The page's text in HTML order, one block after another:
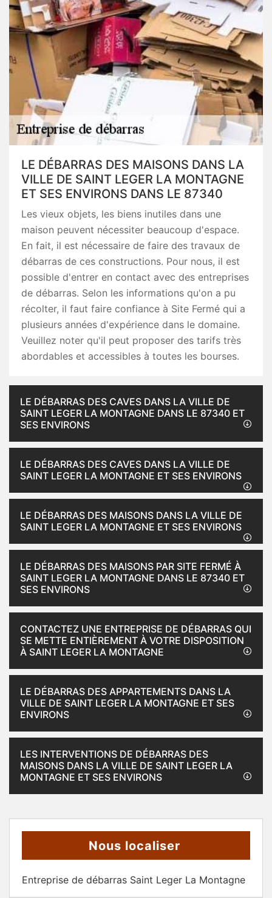
LE DÉBARRAS DES MAISONS DANS LA
VILLE DE SAINT LEGER LA MONTAGNE
ET SES ENVIRONS DANS LE 87340
Les vieux objets, les biens inutiles dans une
maison peuvent nécessiter beaucoup d'espace.
En fait, il est nécessaire de faire des travaux de
débarras de ces constructions. Pour nous, il est
possible d'entrer en contact avec des entreprises
de débarras. Selon les informations qu'on a pu
récolter, il faut faire confiance à Site Fermé qui a
plusieurs années d'expérience dans le domaine.
Veuillez noter qu'il peut proposer des tarifs très
abordables et accessibles à toutes les bourses.
LE DÉBARRAS DES CAVES DANS LA VILLE DE
SAINT LEGER LA MONTAGNE DANS LE 87340 ET
SES ENVIRONS
LE DÉBARRAS DES CAVES DANS LA VILLE DE
SAINT LEGER LA MONTAGNE ET SES ENVIRONS
LE DÉBARRAS DES MAISONS DANS LA VILLE DE
SAINT LEGER LA MONTAGNE ET SES ENVIRONS
LE DÉBARRAS DES MAISONS PAR SITE FERMÉ À
SAINT LEGER LA MONTAGNE DANS LE 87340 ET
SES ENVIRONS
CONTACTEZ UNE ENTREPRISE DE DÉBARRAS QUI
SE METTE ENTIÈREMENT À VOTRE DISPOSITION
À SAINT LEGER LA MONTAGNE
LE DÉBARRAS DES APPARTEMENTS DANS LA
VILLE DE SAINT LEGER LA MONTAGNE ET SES
ENVIRONS
LES INTERVENTIONS DE DÉBARRAS DES
MAISONS DANS LA VILLE DE SAINT LEGER LA
MONTAGNE ET SES ENVIRONS
Nous localiser
Entreprise de débarras Saint Leger La Montagne